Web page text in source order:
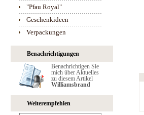
"Pfau Royal"
Geschenkideen
Verpackungen
Benachrichtigungen
Benachrichtigen Sie
mich über Aktuelles
zu diesem Artikel
Williamsbrand
Weiterempfehlen